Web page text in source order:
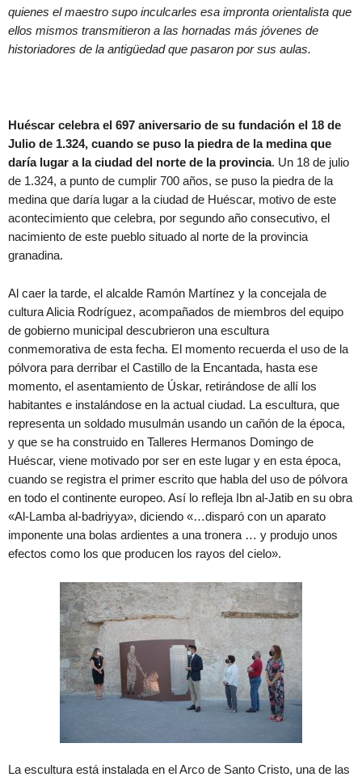
quienes el maestro supo inculcarles esa impronta orientalista que
ellos mismos transmitieron a las hornadas más jóvenes de
historiadores de la antigüedad que pasaron por sus aulas.
Huéscar celebra el 697 aniversario de su fundación el 18 de
Julio de 1.324, cuando se puso la piedra de la medina que
daría lugar a la ciudad del norte de la provincia. Un 18 de julio
de 1.324, a punto de cumplir 700 años, se puso la piedra de la
medina que daría lugar a la ciudad de Huéscar, motivo de este
acontecimiento que celebra, por segundo año consecutivo, el
nacimiento de este pueblo situado al norte de la provincia
granadina.
Al caer la tarde, el alcalde Ramón Martínez y la concejala de
cultura Alicia Rodríguez, acompañados de miembros del equipo
de gobierno municipal descubrieron una escultura
conmemorativa de esta fecha. El momento recuerda el uso de la
pólvora para derribar el Castillo de la Encantada, hasta ese
momento, el asentamiento de Úskar, retirándose de allí los
habitantes e instalándose en la actual ciudad. La escultura, que
representa un soldado musulmán usando un cañón de la época,
y que se ha construido en Talleres Hermanos Domingo de
Huéscar, viene motivado por ser en este lugar y en esta época,
cuando se registra el primer escrito que habla del uso de pólvora
en todo el continente europeo. Así lo refleja Ibn al-Jatib en su obra
«Al-Lamba al-badriyya», diciendo «…disparó con un aparato
imponente una bolas ardientes a una tronera … y produjo unos
efectos como los que producen los rayos del cielo».
La escultura está instalada en el Arco de Santo Cristo, una de las